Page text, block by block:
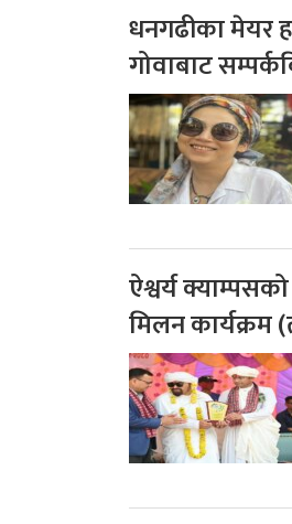
धनगढीका मेयर
गोवाबाट
ऐश्वर्य
मिलन कार्यक्रम